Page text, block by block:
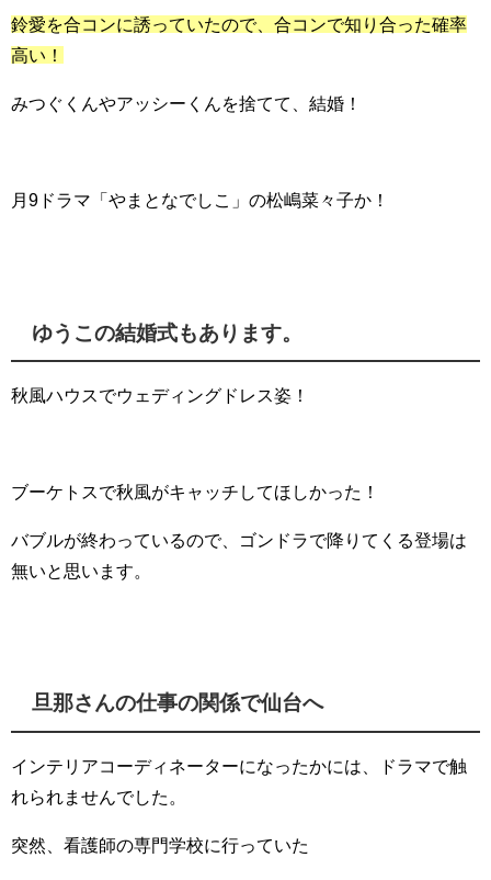
鈴愛を合コンに誘っていたので、合コンで知り合った確率
高い！
みつぐくんやアッシーくんを捨てて、結婚！
月9ドラマ「やまとなでしこ」の松嶋菜々子か！
ゆうこの結婚式もあります。
秋風ハウスでウェディングドレス姿！
ブーケトスで秋風がキャッチしてほしかった！
バブルが終わっているので、ゴンドラで降りてくる登場は
無いと思います。
旦那さんの仕事の関係で仙台へ
インテリアコーディネーターになったかには、ドラマで触
れられませんでした。
突然、看護師の専門学校に行っていた